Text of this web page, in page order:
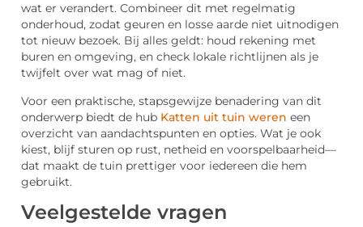
wat er verandert. Combineer dit met regelmatig
onderhoud, zodat geuren en losse aarde niet uitnodigen
tot nieuw bezoek. Bij alles geldt: houd rekening met
buren en omgeving, en check lokale richtlijnen als je
twijfelt over wat mag of niet.
Voor een praktische, stapsgewijze benadering van dit
onderwerp biedt de hub Katten uit tuin weren een
overzicht van aandachtspunten en opties. Wat je ook
kiest, blijf sturen op rust, netheid en voorspelbaarheid—
dat maakt de tuin prettiger voor iedereen die hem
gebruikt.
Veelgestelde vragen